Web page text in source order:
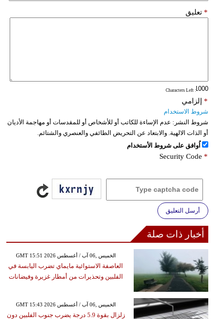
تعليق *
: Characters Left
إلزامي *
شروط الاستخدام
شروط النشر: عدم الإساءة للكاتب أو للأشخاص أو للمقدسات أو مهاجمة الأديان
أو الذات الالهية. والابتعاد عن التحريض الطائفي والعنصري والشتائم.
اُوافق على شروط الأستخدام
Security Code *
أرسل التعليق
أخبار ذات صلة
GMT 15:51 2026 الخميس ,06 آب / أغسطس
العاصفة الاستوائية مايماي تضرب اليابسة في
الفلبين وتحذيرات من أمطار غزيرة وفيضانات
GMT 15:43 2026 الخميس ,06 آب / أغسطس
زلزال بقوة 5.9 درجة يضرب جنوب الفلبين دون